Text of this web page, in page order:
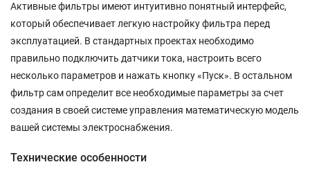
Активные фильтры имеют интуитивно понятный интерфейс,
который обеспечивает легкую настройку фильтра перед
эксплуатацией. В стандартных проектах необходимо
правильно подключить датчики тока, настроить всего
несколько параметров и нажать кнопку «Пуск». В остальном
фильтр сам определит все необходимые параметры за счет
создания в своей системе управления математическую модель
вашей системы электроснабжения.
Технические особенности